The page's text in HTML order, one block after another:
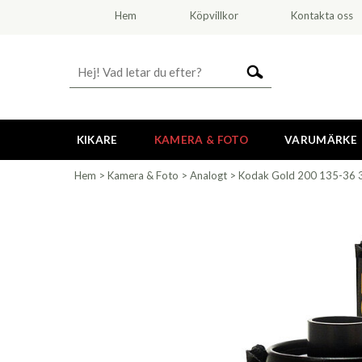
Hem Köpvillkor Kontakta oss
KIKARE KAMERA & FOTO VARUMÄRKE
Hem > Kamera & Foto > Analogt > Kodak Gold 200 135-36